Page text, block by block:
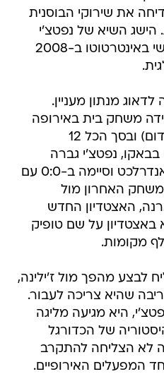
את שירוקי הבוסנית
הישג השיא של נפטצ'י
הוא העפלה לסיבוב השלישי באינטרטוטו ב-2008
מנתון מעניין.
משחק בית באירופה
מאז 1999 (3:2 לכוכב האדום) ובסך הכל 12
בבאקו, נפטצ'י גברה
בשנים האחרונות 0:1 על אנדרלכט וסיימה ב-0:0 עם
האחרון מול
האצטדיון החדש
(6,500) ולא באצטדיון על שם טופיק
לבצע מהפך מול ז'ילינה,
שהיא צריכה לעבור.
היא מגיעה מליגה
של הכדורגל
לא הצליחה להתקרב
המפעלים האירופיים.